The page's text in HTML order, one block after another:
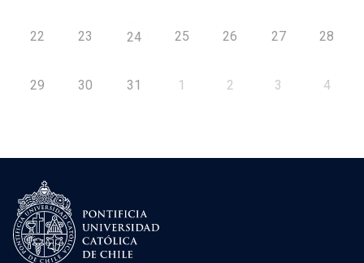
22 23 24 25 26 27 28
29 30 31 1 2 3 4